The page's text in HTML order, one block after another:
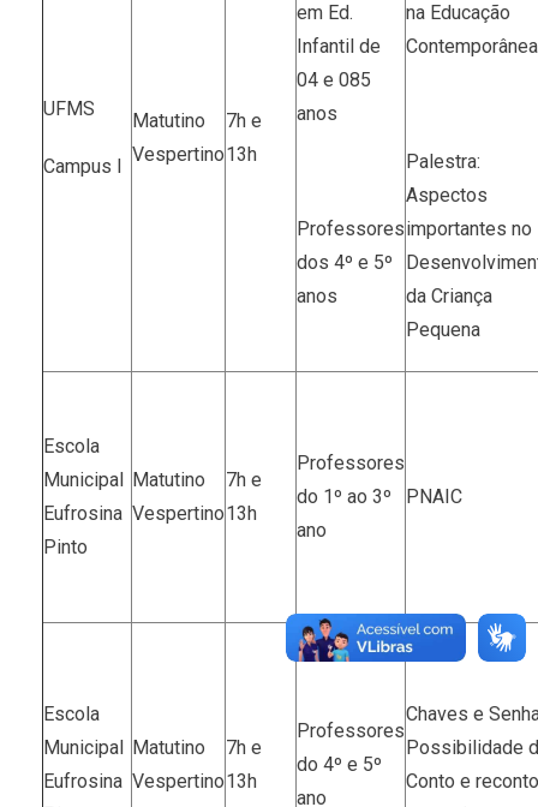
UFMS
Campus I
Matutino
Vespertino
7h e
13h
em Ed.
Infantil de
04 e 085
anos
Professores
dos 4º e 5º
anos
na Educação
Palestra:
Aspectos
importantes no
da Criança
Pequena
Escola
Municipal
Eufrosina
Pinto
Matutino
Vespertino
7h e
13h
Professores
do 1º ao 3º
ano
PNAIC
Escola
Municipal
Eufrosina
Matutino
Vespertino
7h e
13h
Professores
do 4º e 5º
ano
Chaves e
Possibilidade
Conto e reconto